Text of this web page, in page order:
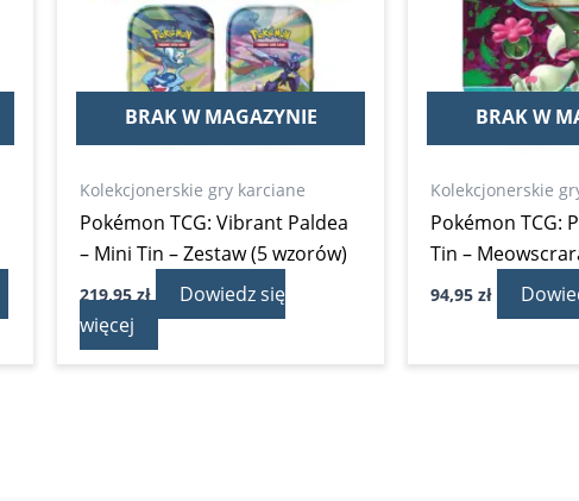
BRAK W MAGAZYNIE
Kolekcjonerskie gry karciane
Pokémon TCG: Vibrant Paldea
– Mini Tin – Zestaw (5 wzorów)
219,95zł
Dowiedz się
więcej
BRAK W
Kolekcjonerskie
Pokémon TCG:
Tin –
94,95zł